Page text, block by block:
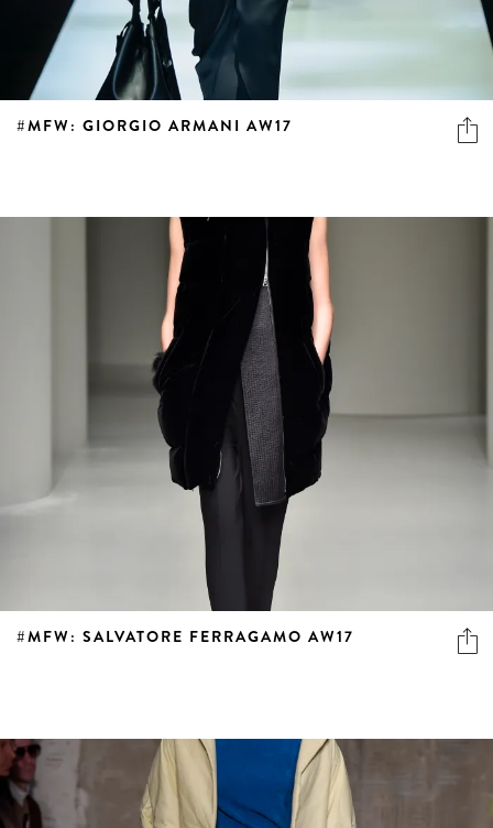
#MFW: GIORGIO ARMANI AW17
#MFW: SALVATORE FERRAGAMO AW17